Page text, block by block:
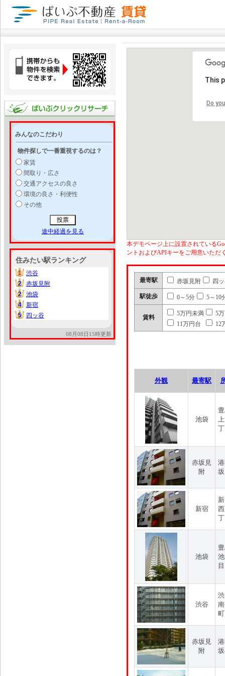
みんなのこだわり
物件探しで一番重視するのは？
家賃
間取り・広さ
交通アクセスの良さ
環境の良さ・利便性
その他
途中経過を見る
住みたい駅ランキング
1
1
渋谷
2
2
赤坂見附
2
2
池袋
4
4
新宿
5
5 四ッ谷
08月08日15時更新
This
Do
本デモページ上に設置されている
ントおよびAPIキーをご用意いただ
最寄駅 赤坂見附 四
駅徒歩 0～5分 5～10
賃料
5万円未満
5
11万円台
12
外観 最寄駅
池袋
赤坂見
附
新宿
池袋
目
渋谷
赤坂見
附